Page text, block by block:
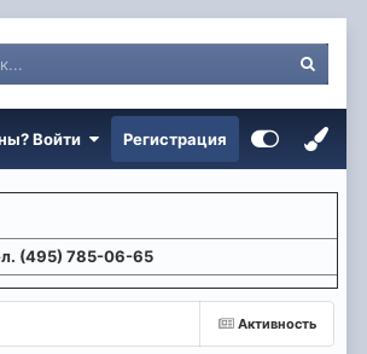
Войти Регистрация
(495) 785-06-65
Активность